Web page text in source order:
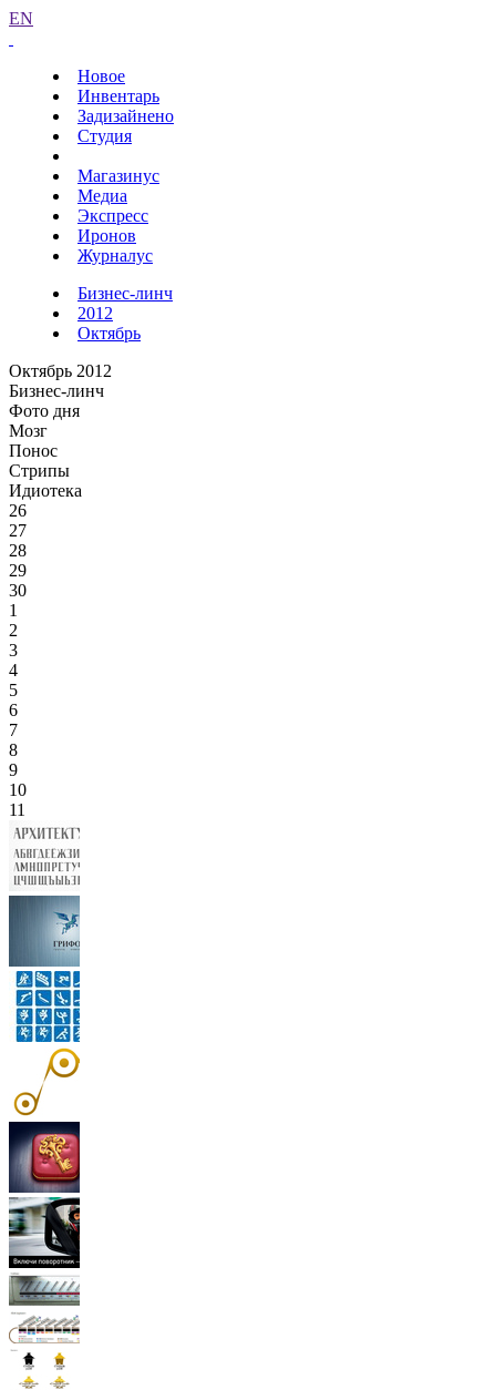
EN
Новое
Инвентарь
Задизайнено
Студия
Магазинус
Медиа
Экспресс
Иронов
Журналус
Бизнес-линч
2012
Октябрь
Октябрь 2012
Бизнес-линч
Фото дня
Мозг
Понос
Стрипы
Идиотека
26
27
28
29
30
1
2
3
4
5
6
7
8
9
10
11